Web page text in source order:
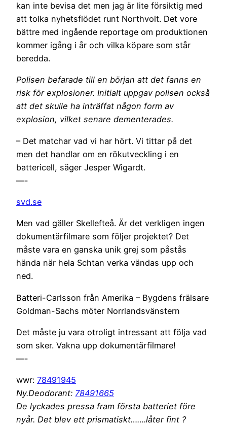
kan inte bevisa det men jag är lite försiktig med
att tolka nyhetsflödet runt Northvolt. Det vore
bättre med ingående reportage om produktionen
kommer igång i år och vilka köpare som står
beredda.
Polisen befarade till en början att det fanns en
risk för explosioner. Initialt uppgav polisen också
att det skulle ha inträffat någon form av
explosion, vilket senare dementerades.
– Det matchar vad vi har hört. Vi tittar på det
men det handlar om en rökutveckling i en
battericell, säger Jesper Wigardt.
—-
svd.se
Men vad gäller Skellefteå. Är det verkligen ingen
dokumentärfilmare som följer projektet? Det
måste vara en ganska unik grej som påstås
hända när hela Schtan verka vändas upp och
ned.
Batteri-Carlsson från Amerika – Bygdens frälsare
Goldman-Sachs möter Norrlandsvänstern
Det måste ju vara otroligt intressant att följa vad
som sker. Vakna upp dokumentärfilmare!
—-
wwr: 78491945
Ny.Deodorant: 78491665
De lyckades pressa fram första batteriet före
nyår. Det blev ett prismatiskt…….låter fint ?